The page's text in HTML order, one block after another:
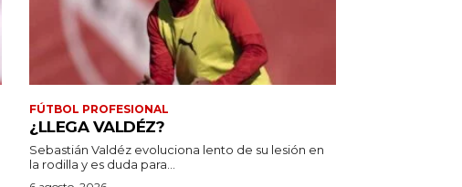
FÚTBOL PROFESIONAL
¿LLEGA VALDÉZ?
Sebastián Valdéz evoluciona lento de su lesión en
la rodilla y es duda para...